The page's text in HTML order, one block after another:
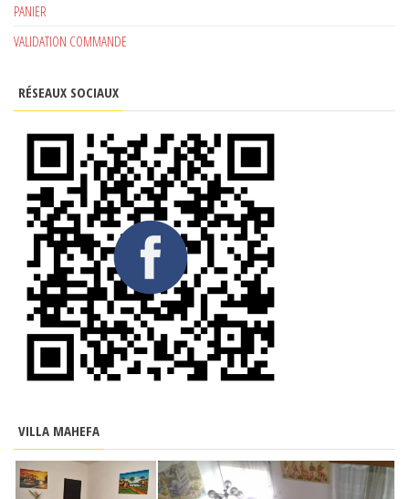
PANIER
VALIDATION COMMANDE
RÉSEAUX SOCIAUX
VILLA MAHEFA